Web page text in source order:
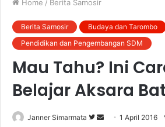
Home / Berita Samosir
Berita Samosir
Budaya dan Tarombo
Pendidikan dan Pengembangan SDM
Mau Tahu? Ini
Belajar Aksara
Janner Simarmata
F
1 April 2016